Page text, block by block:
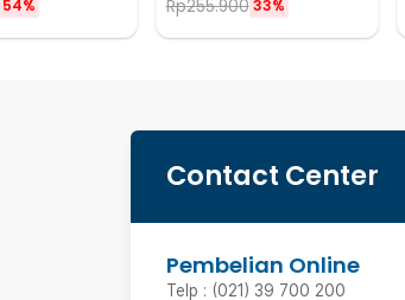
54% Rp255.900 33%
Contact Center
Pembelian Online
Telp : (021) 39 700 200